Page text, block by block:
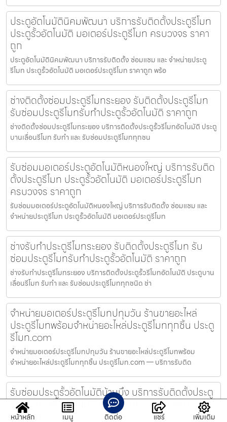
ประตูอัตโนมัตินิคมพัฒนา บริการรับติดตั้งประตูรีโมท
ประตูรั้วอัตโนมัติ มอเตอร์ประตูรีโมท ครบวงจร ราคา
ถูก
ประตูอัตโนมัตินิคมพัฒนา บริการรับติดตั้ง ซ่อมแซม และ จำหน่ายประตู
รีโมท ประตูรั้วอัตโนมัติ มอเตอร์ประตูรีโมท ราคาถูก พร้อ
ช่างติดตั้งซ่อมประตูรีโมทระยอง รับติดตั้งประตูรีโมท
รับซ่อมประตูรีโมทรับทำประตูรั้วอัตโนมัติ ราคาถูก
ช่างติดตั้งซ่อมประตูรีโมทระยอง บริการติดตั้งประตูรั้วรีโมทอัตโนมัติ ประตู
บานเลื่อนรีโมท รับทำ และ รับซ่อมประตูรีโมททุกชน
รับซ่อมมอเตอร์ประตูอัตโนมัติหนองใหญ่ บริการรับติด
ตั้งประตูรีโมท ประตูรั้วอัตโนมัติ มอเตอร์ประตูรีโมท
ครบวงจร ราคาถูก
รับซ่อมมอเตอร์ประตูอัตโนมัติหนองใหญ่ บริการรับติดตั้ง ซ่อมแซม และ
จำหน่ายประตูรีโมท ประตูรั้วอัตโนมัติ มอเตอร์ประตูรีโมท
ช่างรับทำประตูรีโมทระยอง รับติดตั้งประตูรีโมท รับ
ซ่อมประตูรีโมทรับทำประตูรั้วอัตโนมัติ ราคาถูก
ช่างรับทำประตูรีโมทระยอง บริการติดตั้งประตูรั้วรีโมทอัตโนมัติ ประตูบาน
เลื่อนรีโมท รับทำ และ รับซ่อมประตูรีโมททุกชนิด ช่า
จำหน่ายมอเตอร์ประตูรีโมทปทุมวัน ร้านขายอะไหล่
ประตูรีโมทพร้อมจำหน่ายอะไหล่ประตูรีโมททุกชิ้น ประตู
รีโมท.com
จำหน่ายมอเตอร์ประตูรีโมทปทุมวัน ร้านขายอะไหล่ประตูรีโมทพร้อม
จำหน่ายอะไหล่ประตูรีโมททุกชิ้น ประตูรีโมท.com — บริการรับติด
รับซ่อมประตูรั้วอัตโนมัติบ้านบึง บริการรับติดตั้งประตู
รีโมท ประตูรั้วอัตโนมัติ มอเตอร์ประตูรีโมท ครบวงจร
ราคาถูก
หน้าหลัก เมนู ติดต่อ แชร์ เพิ่มเติม